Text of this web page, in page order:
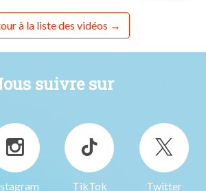
à la liste des vidéos
suivre sur
TikTok Twitter